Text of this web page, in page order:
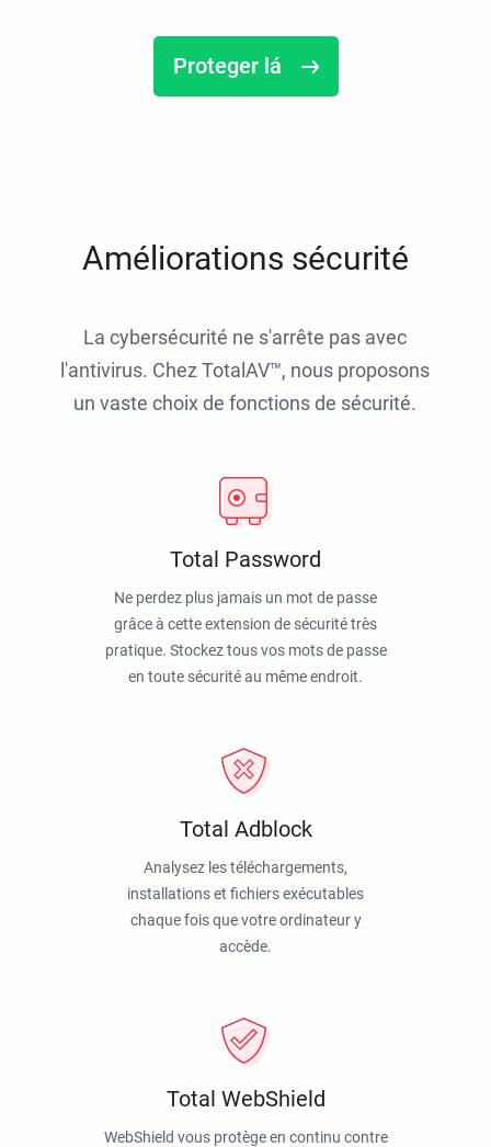
Proteger lá
Améliorations sécurité
La cybersécurité ne s'arrête pas avec
l'antivirus. Chez TotalAV™, nous proposons
un vaste choix de fonctions de sécurité.
Total Password
Ne perdez plus jamais un mot de passe
grâce à cette extension de sécurité très
pratique. Stockez tous vos mots de passe
en toute sécurité au même endroit.
Total Adblock
Analysez les téléchargements,
installations et fichiers exécutables
chaque fois que votre ordinateur y
accède.
Total WebShield
WebShield vous protège en continu contre